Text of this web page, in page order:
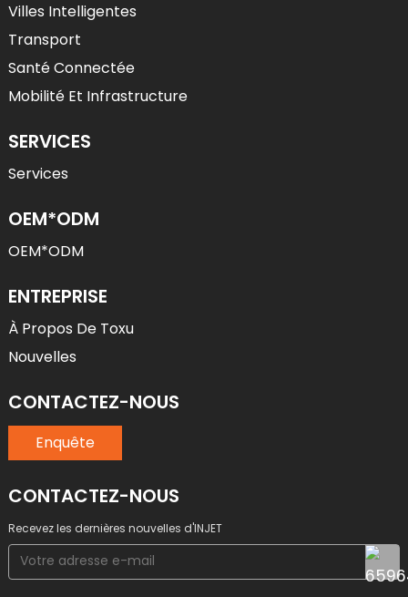
Villes Intelligentes
Transport
Santé Connectée
Mobilité Et Infrastructure
SERVICES
Services
OEM*ODM
OEM*ODM
ENTREPRISE
À Propos De Toxu
Nouvelles
CONTACTEZ-NOUS
Enquête
CONTACTEZ-NOUS
Recevez les dernières nouvelles d'INJET